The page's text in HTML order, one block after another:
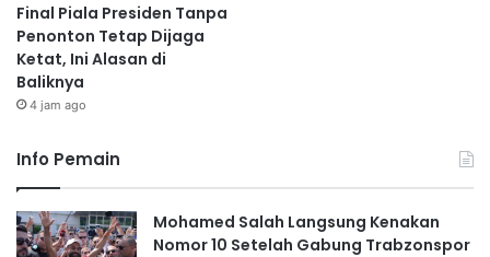
Final Piala Presiden Tanpa
Penonton Tetap Dijaga
Ketat, Ini Alasan di
Baliknya
4 jam ago
Info Pemain
Mohamed Salah Langsung Kenakan
Nomor 10 Setelah Gabung Trabzonspor